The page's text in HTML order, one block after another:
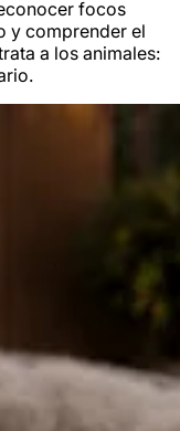
focos
y comprender el
a los animales: